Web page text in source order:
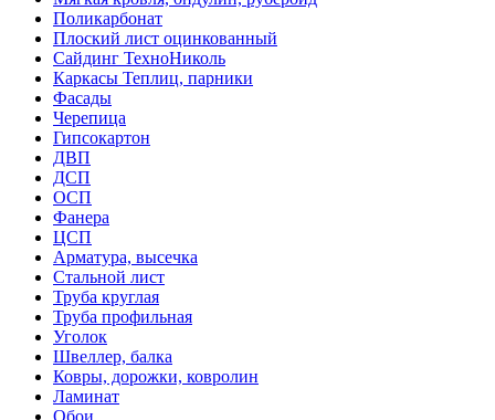
Поликарбонат
Плоский лист оцинкованный
Сайдинг ТехноНиколь
Каркасы Теплиц, парники
Фасады
Черепица
Гипсокартон
ДВП
ДСП
ОСП
Фанера
ЦСП
Арматура, высечка
Стальной лист
Труба круглая
Труба профильная
Уголок
Швеллер, балка
Ковры, дорожки, ковролин
Ламинат